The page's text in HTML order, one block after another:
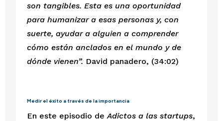
son tangibles. Esta es una oportunidad
para humanizar a esas personas y, con
suerte, ayudar a alguien a comprender
cómo están anclados en el mundo y de
dónde vienen”. David panadero, (34:02)
Medir el éxito a través de la importancia
En este episodio de Adictos a las startups,